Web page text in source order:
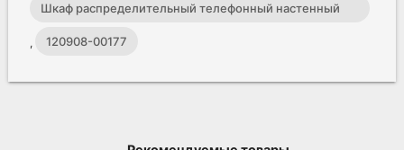
Шкаф распределительный телефонный настенный
ШРН-В/450-Р-ПВТ-10(с плинтами) ССД
, 120908-00177